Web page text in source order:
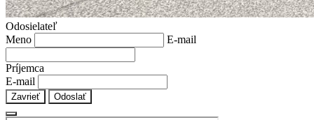
Odosielateľ
Meno
E-mail
Príjemca
E-mail
Zavrieť Odoslať